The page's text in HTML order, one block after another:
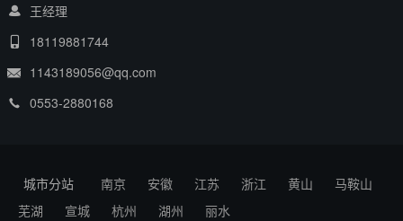
王经理
18119881744
1143189056@qq.com
0553-2880168
城市分站 南京 安徽 江苏 浙江 黄山
马鞍山
芜湖
宣城 杭州 湖州 丽水